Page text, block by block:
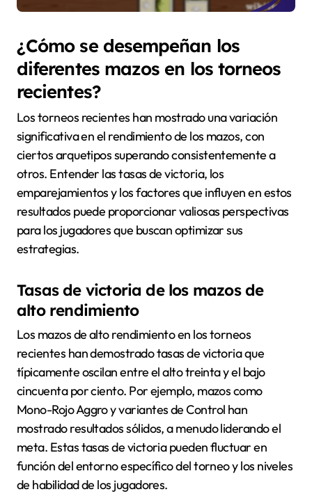
¿Cómo se desempeñan los
diferentes mazos en los torneos
recientes?
Los torneos recientes han mostrado una variación
significativa en el rendimiento de los mazos, con
ciertos arquetipos superando consistentemente a
otros. Entender las tasas de victoria, los
emparejamientos y los factores que influyen en estos
resultados puede proporcionar valiosas perspectivas
para los jugadores que buscan optimizar sus
estrategias.
Tasas de victoria de los mazos de
alto rendimiento
Los mazos de alto rendimiento en los torneos
recientes han demostrado tasas de victoria que
típicamente oscilan entre el alto treinta y el bajo
cincuenta por ciento. Por ejemplo, mazos como
Mono-Rojo Aggro y variantes de Control han
mostrado resultados sólidos, a menudo liderando el
meta. Estas tasas de victoria pueden fluctuar en
función del entorno específico del torneo y los niveles
de habilidad de los jugadores.